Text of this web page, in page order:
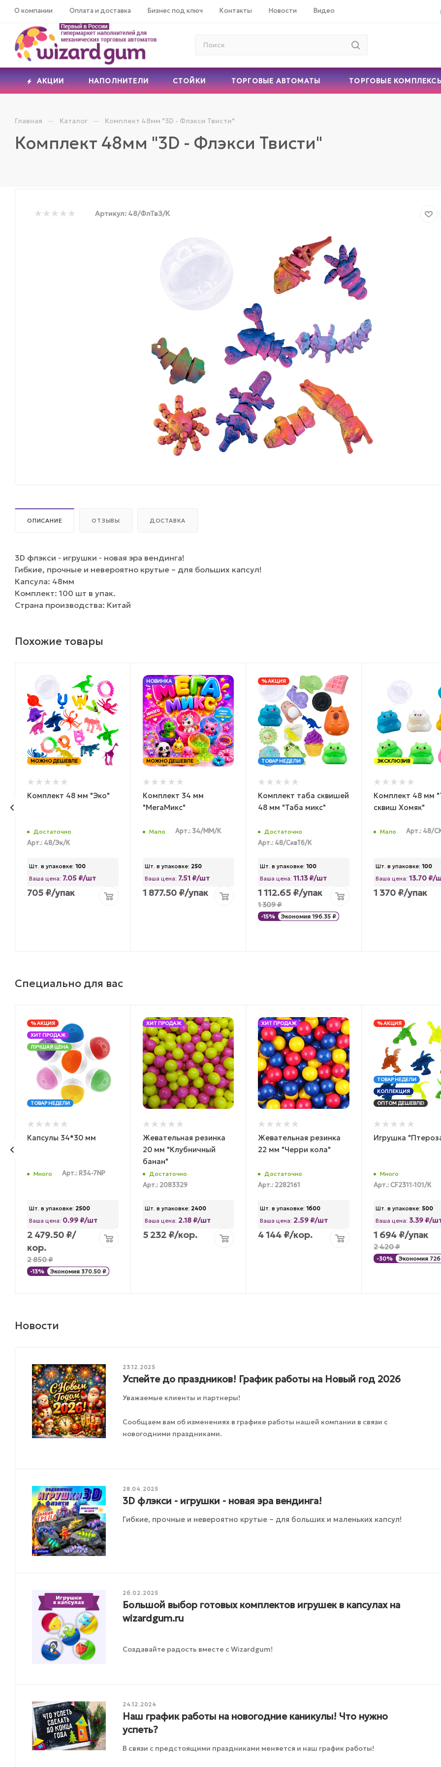
О компании Оплата и доставка Бизнес под ключ Контакты Новости Видео
АКЦИИ НАПОЛНИТЕЛИ СТОЙКИ ТОРГОВЫЕ АВТОМАТЫ ТОРГОВЫЕ
Главная — Каталог — Комплект 48мм "3D - Флэкси Твисти"
Комплект 48мм "3D - Флэкси Твисти"
Артикул: 48/ФлТвЗ/К
ОПИСАНИЕ ОТЗЫВЫ ДОСТАВКА
3D флэкси - игрушки - новая эра вендинга!
Гибкие, прочные и невероятно крутые – для больших капсул!
Капсула: 48мм
Комплект: 100 шт в упак.
Страна производства: Китай
Похожие товары
МОЖНО ДЕШЕВЛЕ
Комплект 48 мм "Эко"
Достаточно
Арт.: 48/Эк/К
Шт. в упаковке: 100
Ваша цена: 7.05 ₽/шт
705₽/упак
НОВИНКА
МОЖНО ДЕШЕВЛЕ
Комплект 34 мм
"МегаМикс"
Мало Арт.: 34/ММ/К
Шт. в упаковке: 250
Ваша цена: 7.51 ₽/шт
1 877.50₽/упак
% АКЦИЯ
ТОВАР НЕДЕЛИ
Комплект таба сквишей
48 мм "Таба микс"
Достаточно
Арт.: 48/СквТб/К
Шт. в упаковке: 100
Ваша цена:11.13 ₽/шт
1 112.65 ₽/упак
1 309₽
-15% Экономия 196.35 ₽
ЭКСКЛЮЗИВ
Комплект 48 мм
сквиш Хомяк"
Мало Арт.: 48/
Шт. в упаковке: 100
Ваша цена: 13.70 ₽/
1 370 ₽/упак
Специально для вас
% АКЦИЯ
ХИТ ПРОДАЖ
ЛУЧШАЯ ЦЕНА
ТОВАР НЕДЕЛИ
Капсулы 34*30 мм
Много Арт.: R34-7NP
Шт. в упаковке: 2500
Ваша цена: 0.99 ₽/шт
2 479.50₽/
кор.
2 850₽
-13% Экономия 370.50₽
ХИТ ПРОДАЖ
Жевательная резинка
20 мм "Клубничный
банан"
Достаточно
Арт.: 2083329
Шт. в упаковке: 2400
Ваша цена: 2.18 ₽/шт
5 232₽/кор.
ХИТ ПРОДАЖ
Жевательная резинка
22 мм "Черри кола"
Достаточно
Арт.: 2282161
Шт. в упаковке: 1600
Ваша цена: 2.59 ₽/шт
4 144 ₽/кор.
% АКЦИЯ
ТОВАР НЕДЕЛИ
КОЛЛЕКЦИЯ
ОПТОМ ДЕШЕВЛЕ!
Игрушка
Много
Арт.: CF2311-101/К
Шт. в упаковке: 500
Ваша цена: 3.39 ₽/
1 694 ₽/упак
2 420₽
-30% Экономия 726
Новости
23.12.2025
Успейте до праздников! График работы на Новый год 2026
Уважаемые клиенты и партнеры!
Сообщаем вам об изменениях в графике работы нашей компании в связи с
новогодними праздниками.
28.04.2025
3D флэкси - игрушки - новая эра вендинга!
Гибкие, прочные и невероятно крутые – для больших и маленьких капсул!
26.02.2025
Большой выбор готовых комплектов игрушек в капсулах на
wizardgum.ru
Создавайте радость вместе с Wizardgum!
24.12.2024
Наш график работы на новогодние каникулы! Что нужно
успеть?
В связи с предстоящими праздниками меняется и наш график работы!